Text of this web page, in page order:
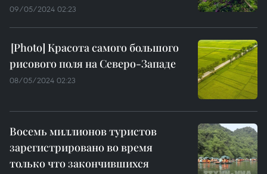
09/05/2024 02:23
Красота самого большого
рисового поля на Северо-Западе
08/05/2024 02:23
Восемь миллионов туристов
зарегистрировано во время
только что закончившихся